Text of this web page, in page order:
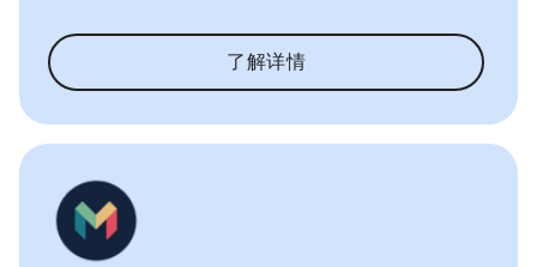
了解详情